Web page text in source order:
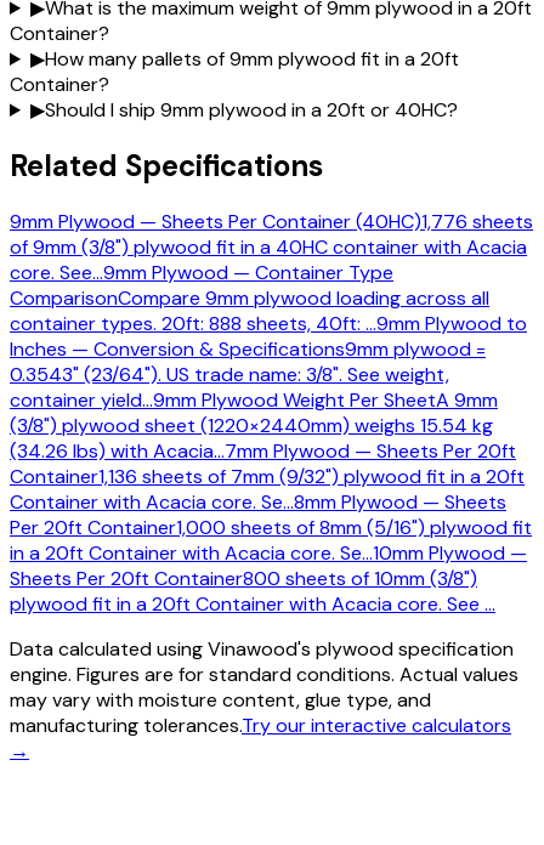
▶What is the maximum weight of 9mm plywood in a 20ft
Container?
▶How many pallets of 9mm plywood fit in a 20ft
Container?
▶Should I ship 9mm plywood in a 20ft or 40HC?
Related Specifications
9mm Plywood — Sheets Per Container (40HC)1,776 sheets
of 9mm (3/8") plywood fit in a 40HC container with Acacia
core. See…9mm Plywood — Container Type
ComparisonCompare 9mm plywood loading across all
container types. 20ft: 888 sheets, 40ft: …9mm Plywood to
Inches — Conversion & Specifications9mm plywood =
0.3543" (23/64"). US trade name: 3/8". See weight,
container yield…9mm Plywood Weight Per SheetA 9mm
(3/8") plywood sheet (1220×2440mm) weighs 15.54 kg
(34.26 lbs) with Acacia…7mm Plywood — Sheets Per 20ft
Container1,136 sheets of 7mm (9/32") plywood fit in a 20ft
Container with Acacia core. Se…8mm Plywood — Sheets
Per 20ft Container1,000 sheets of 8mm (5/16") plywood fit
in a 20ft Container with Acacia core. Se…10mm Plywood —
Sheets Per 20ft Container800 sheets of 10mm (3/8")
plywood fit in a 20ft Container with Acacia core. See …
Data calculated using Vinawood's plywood specification
engine. Figures are for standard conditions. Actual values
may vary with moisture content, glue type, and
manufacturing tolerances.Try our interactive calculators
→